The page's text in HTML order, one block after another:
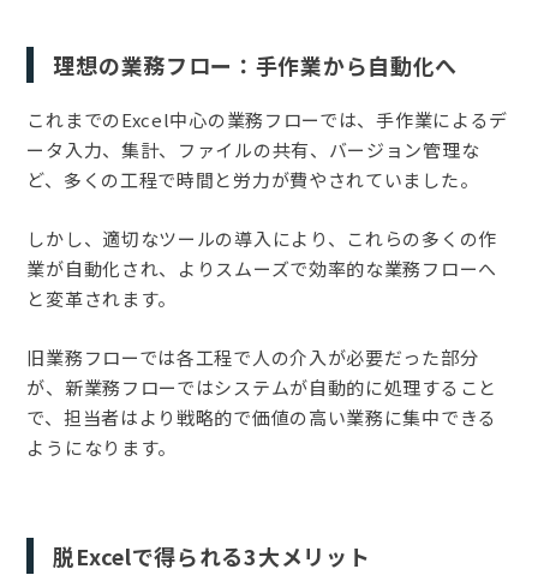
理想の業務フロー：手作業から自動化へ
これまでのExcel中心の業務フローでは、手作業によるデ
ータ入力、集計、ファイルの共有、バージョン管理な
ど、多くの工程で時間と労力が費やされていました。
しかし、適切なツールの導入により、これらの多くの作
業が自動化され、よりスムーズで効率的な業務フローへ
と変革されます。
旧業務フローでは各工程で人の介入が必要だった部分
が、新業務フローではシステムが自動的に処理すること
で、担当者はより戦略的で価値の高い業務に集中できる
ようになります。
脱Excelで得られる3大メリット